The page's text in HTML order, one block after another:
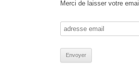
Merci de laisser votre email